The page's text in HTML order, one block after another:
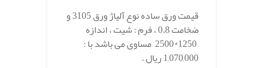
قیمت ورق ساده نوع آلیاژ ورق 3105 و
ضخامت 0.8 ، فرم : شیت ، اندازه
1250*2500 مساوی می باشد با :
1,070,000 ریال .